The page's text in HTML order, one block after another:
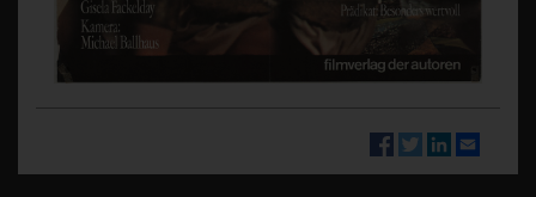
Email
LinkedIn
Twitter
Facebook